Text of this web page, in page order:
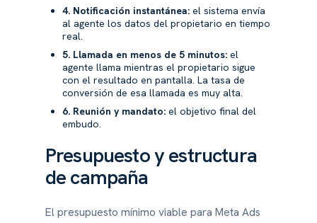
4. Notificación instantánea: el sistema envía
al agente los datos del propietario en tiempo
real.
5. Llamada en menos de 5 minutos: el
agente llama mientras el propietario sigue
con el resultado en pantalla. La tasa de
conversión de esa llamada es muy alta.
6. Reunión y mandato: el objetivo final del
embudo.
Presupuesto y estructura
de campaña
El presupuesto mínimo viable para Meta Ads